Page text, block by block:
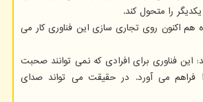
را متحول کند.
هم اکنون روی تجاری سازی این فناوری کار می
این فناوری برای افرادی که نمی توانند صحبت
فراهم می آورد. در حقیقت می تواند صدای